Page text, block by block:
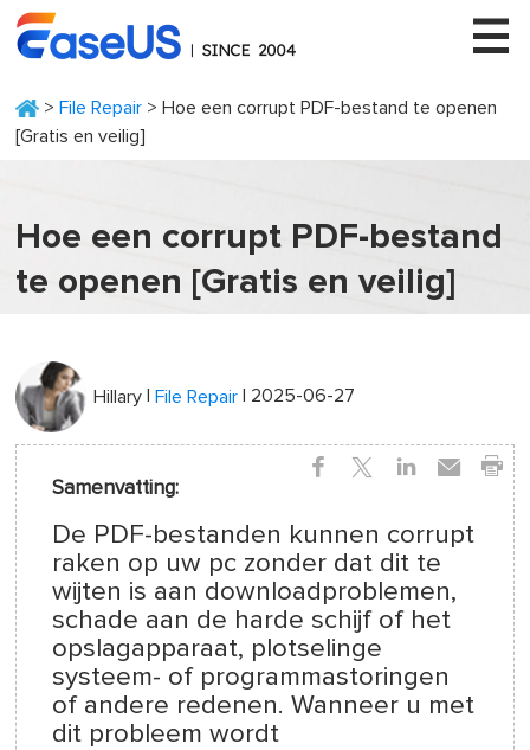
> File Repair > Hoe een corrupt PDF-bestand te openen
[Gratis en veilig]
Hoe een corrupt PDF-bestand
te openen [Gratis en veilig]
Hillary |File Repair | 2025-06-27
Samenvatting:
De PDF-bestanden kunnen corrupt
raken op uw pc zonder dat dit te
wijten is aan downloadproblemen,
schade aan de harde schijf of het
opslagapparaat, plotselinge
systeem- of programmastoringen
of andere redenen. Wanneer u met
dit probleem wordt